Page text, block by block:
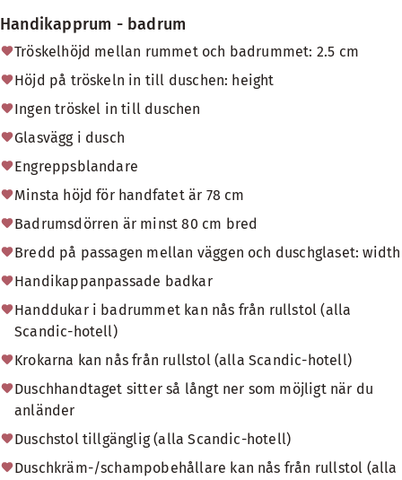
Handikapprum - badrum
Tröskelhöjd mellan rummet och badrummet: 2.5 cm
Höjd på tröskeln in till duschen: height
Ingen tröskel in till duschen
Glasvägg i dusch
Engreppsblandare
Minsta höjd för handfatet är 78 cm
Badrumsdörren är minst 80 cm bred
Bredd på passagen mellan väggen och duschglaset: width
Handikappanpassade badkar
Handdukar i badrummet kan nås från rullstol (alla
Scandic-hotell)
Krokarna kan nås från rullstol (alla Scandic-hotell)
Duschhandtaget sitter så långt ner som möjligt när du
anländer
Duschstol tillgänglig (alla Scandic-hotell)
Duschkräm-/schampobehållare kan nås från rullstol (alla